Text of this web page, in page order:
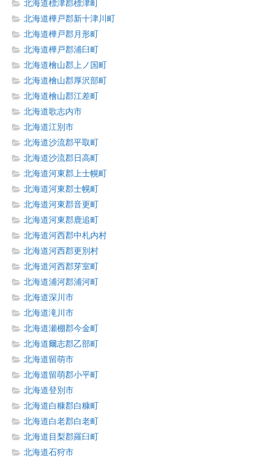
北海道標津郡標津町
北海道樺戸郡新十津川町
北海道樺戸郡月形町
北海道樺戸郡浦臼町
北海道檜山郡上ノ国町
北海道檜山郡厚沢部町
北海道檜山郡江差町
北海道歌志内市
北海道江別市
北海道沙流郡平取町
北海道沙流郡日高町
北海道河東郡上士幌町
北海道河東郡士幌町
北海道河東郡音更町
北海道河東郡鹿追町
北海道河西郡中札内村
北海道河西郡更別村
北海道河西郡芽室町
北海道浦河郡浦河町
北海道深川市
北海道滝川市
北海道瀬棚郡今金町
北海道爾志郡乙部町
北海道留萌市
北海道留萌郡小平町
北海道登別市
北海道白糠郡白糠町
北海道白老郡白老町
北海道目梨郡羅臼町
北海道石狩市